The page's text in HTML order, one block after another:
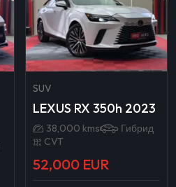
SUV
LEXUS RX 350h 2023
38,000 kms
Гибрид
CVT
52,000 EUR